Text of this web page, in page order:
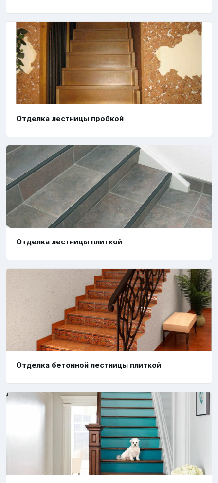
Отделка лестницы пробкой
Отделка лестницы плиткой
Отделка бетонной лестницы плиткой